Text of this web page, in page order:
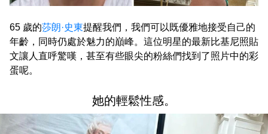
65 歲的莎朗·史東提醒我們，我們可以既優雅地接受自己的
年齡，同時仍處於魅力的巔峰。這位明星的最新比基尼照貼
文讓人直呼驚嘆，甚至有些眼尖的粉絲們找到了照片中的彩
蛋呢。
她的輕鬆性感。